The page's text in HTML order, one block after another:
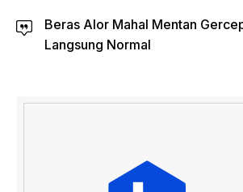
Beras Alor Mahal Mentan
Langsung Normal